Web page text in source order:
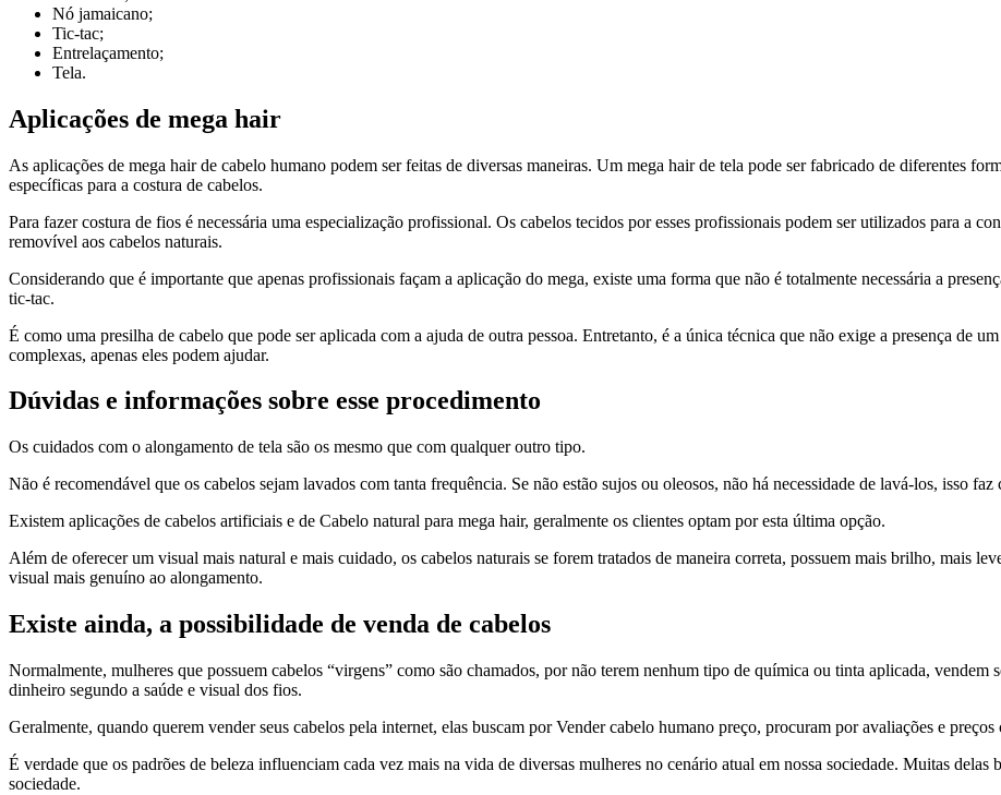
Nó jamaicano;
Tic-tac;
Entrelaçamento;
Tela.
Aplicações de mega hair
As aplicações de mega hair de cabelo humano podem ser feitas de diversas maneiras. Um mega hair de tela pode ser fabricado de diferentes
específicas para a costura de cabelos.
Para fazer costura de fios é necessária uma especialização profissional. Os cabelos tecidos por esses profissionais podem ser utilizados para a
removível aos cabelos naturais.
Considerando que é importante que apenas profissionais façam a aplicação do mega, existe uma forma que não é totalmente necessária a
tic-tac.
É como uma presilha de cabelo que pode ser aplicada com a ajuda de outra pessoa. Entretanto, é a única técnica que não exige a presença de
complexas, apenas eles podem ajudar.
Dúvidas e informações sobre esse procedimento
Os cuidados com o alongamento de tela são os mesmo que com qualquer outro tipo.
Não é recomendável que os cabelos sejam lavados com tanta frequência. Se não estão sujos ou oleosos, não há necessidade de lavá-los, isso
Existem aplicações de cabelos artificiais e de Cabelo natural para mega hair, geralmente os clientes optam por esta última opção.
Além de oferecer um visual mais natural e mais cuidado, os cabelos naturais se forem tratados de maneira correta, possuem mais brilho, mais
visual mais genuíno ao alongamento.
Existe ainda, a possibilidade de venda de cabelos
Normalmente, mulheres que possuem cabelos “virgens” como são chamados, por não terem nenhum tipo de química ou tinta aplicada, vendem
dinheiro segundo a saúde e visual dos fios.
Geralmente, quando querem vender seus cabelos pela internet, elas buscam por Vender cabelo humano preço, procuram por avaliações e preços
É verdade que os padrões de beleza influenciam cada vez mais na vida de diversas mulheres no cenário atual em nossa sociedade. Muitas delas
sociedade.